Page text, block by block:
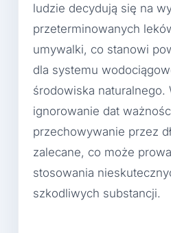
ludzie decydują się na
przeterminowanych
umywalki, co stanowi
dla systemu
środowiska naturalnego.
ignorowanie dat
przechowywanie przez
zalecane, co może
stosowania
szkodliwych substancji.